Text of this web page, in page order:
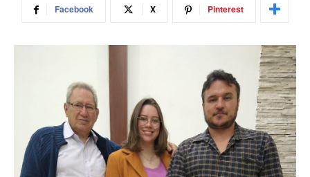
Facebook X Pinterest